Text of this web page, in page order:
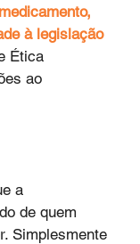
à legislação
Ética
ao
a
de quem
Simplesmente